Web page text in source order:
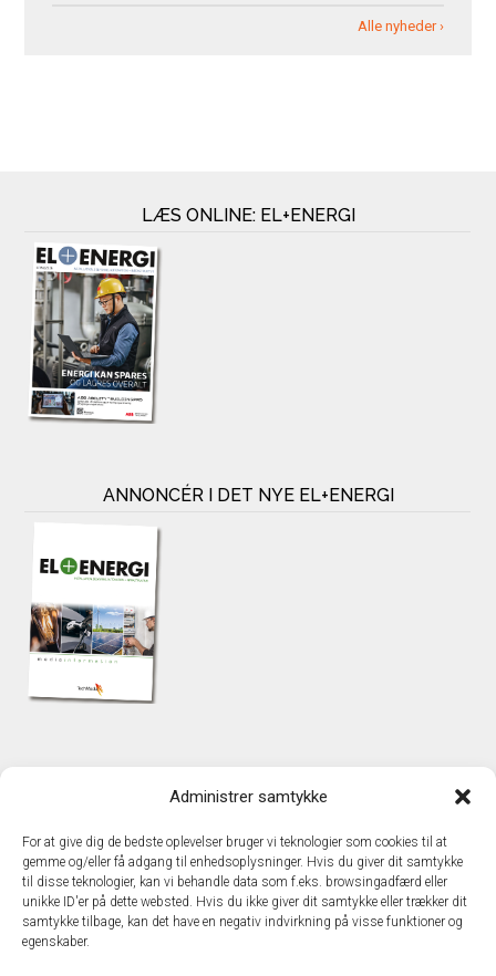
Administrer samtykke
For at give dig de bedste oplevelser bruger vi teknologier som cookies til at
gemme og/eller få adgang til enhedsoplysninger. Hvis du giver dit samtykke
til disse teknologier, kan vi behandle data som f.eks. browsingadfærd eller
unikke ID'er på dette websted. Hvis du ikke giver dit samtykke eller trækker dit
samtykke tilbage, kan det have en negativ indvirkning på visse funktioner og
egenskaber.
Alle nyheder ›
LÆS ONLINE: EL+ENERGI
ANNONCÉR I DET NYE EL+ENERGI
TechMedia A/S
DK – 2600 Glostrup
www.techmedia.dk
Telefon: +45 43 24 26 28
E-mail:info@techmedia.dk